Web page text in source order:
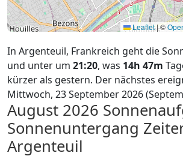
Leaflet |©
In Argenteuil, Frankreich geht die
und unter um 21:20, was 14h 47m
kürzer als gestern. Der nächstes
Mittwoch, 23 September 2026
August 2026
Sonnenuntergang
Argenteuil